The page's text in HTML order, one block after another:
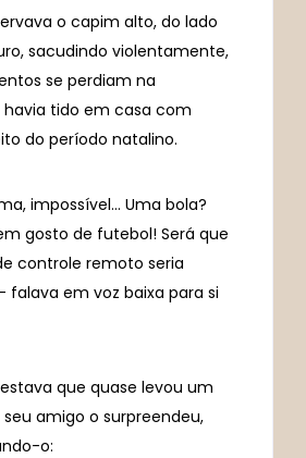
o capim alto, do lado
sacudindo violentamente,
se perdiam na
tido em casa com
do período natalino.
impossível… Uma bola?
gosto de futebol! Será que
controle remoto seria
falava em voz baixa para si
que quase levou um
amigo o surpreendeu,
o: